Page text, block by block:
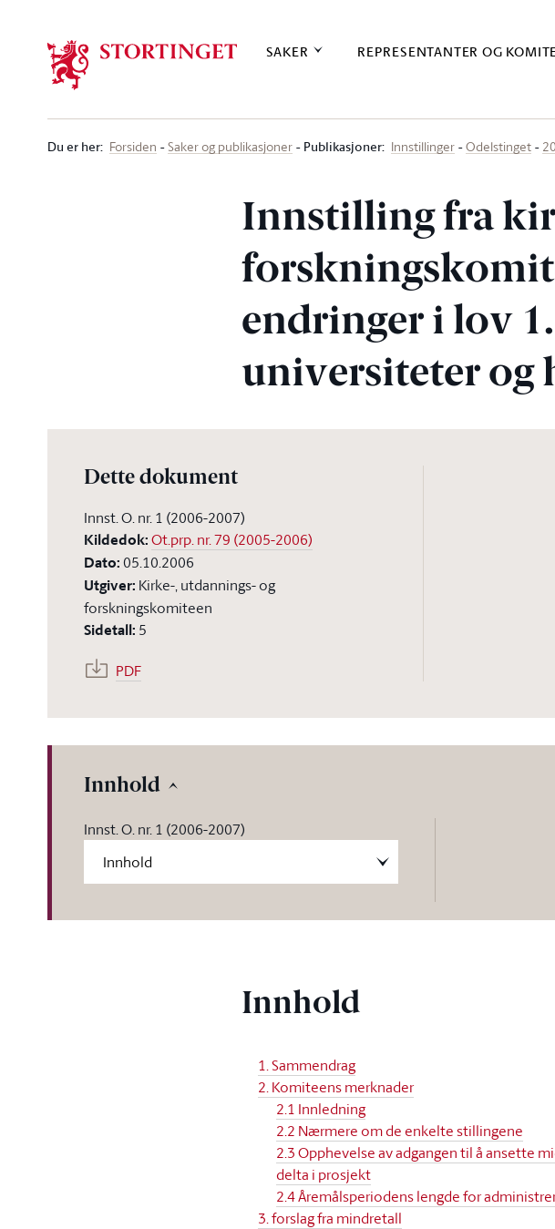
SAKER REPRESENTANTER OG
Du er her: Forsiden Saker og publikasjoner Publikasjoner: Innstillinger Odelstinget
Innstilling fra
endringer i lov
universiteter og
Dette dokument
Innst. O. nr. 1 (2006-2007)
Kildedok:Ot.prp. nr. 79 (2005-2006)
Dato:05.10.2006
Utgiver: Kirke-, utdannings- og
forskningskomiteen
Sidetall: 5
PDF
Innhold
Innst. O. nr. 1 (2006-2007)
Innhold
1. Sammendrag
2. Komiteens merknader
2.1 Innledning
2.2 Nærmere om de enkelte stillingene
2.3 Opphevelse av adgangen til å ansette
delta i prosjekt
2.4 Åremålsperiodens lengde for
3. forslag fra mindretall